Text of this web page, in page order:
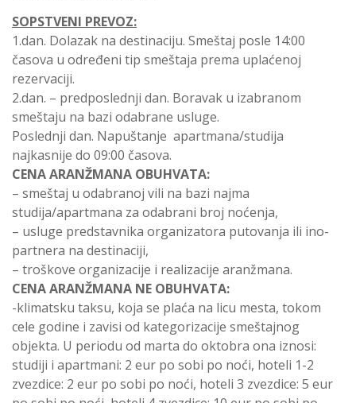
SOPSTVENI PREVOZ:
1.dan. Dolazak na destinaciju. Smeštaj posle 14:00
časova u određeni tip smeštaja prema uplaćenoj
rezervaciji.
2.dan. – predposlednji dan. Boravak u izabranom
smeštaju na bazi odabrane usluge.
Poslednji dan. Napuštanje apartmana/studija
najkasnije do 09:00 časova.
CENA ARANŽMANA OBUHVATA:
– smeštaj u odabranoj vili na bazi najma
studija/apartmana za odabrani broj noćenja,
– usluge predstavnika organizatora putovanja ili ino-
partnera na destinaciji,
– troškove organizacije i realizacije aranžmana.
CENA ARANŽMANA NE OBUHVATA:
-klimatsku taksu, koja se plaća na licu mesta, tokom
cele godine i zavisi od kategorizacije smeštajnog
objekta. U periodu od marta do oktobra ona iznosi:
studiji i apartmani: 2 eur po sobi po noći, hoteli 1-2
zvezdice: 2 eur po sobi po noći, hoteli 3 zvezdice: 5 eur